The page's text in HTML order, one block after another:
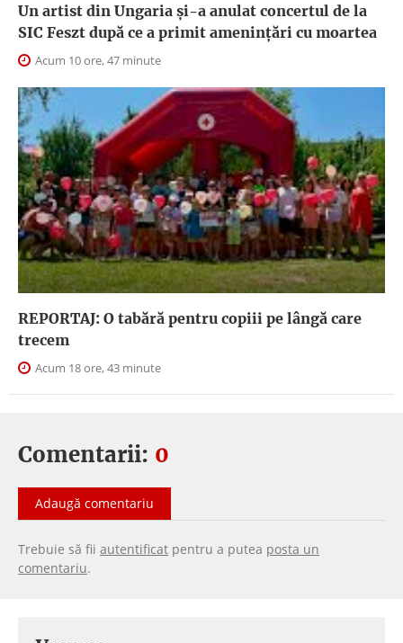
Un artist din Ungaria și-a anulat concertul de la
SIC Feszt după ce a primit amenințări cu moartea
Acum 10 ore, 47 minute
REPORTAJ: O tabără pentru copiii pe lângă care
trecem
Acum 18 ore, 43 minute
Comentarii: 0
Adaugă comentariu
Trebuie să fii autentificat pentru a putea posta un
comentariu.